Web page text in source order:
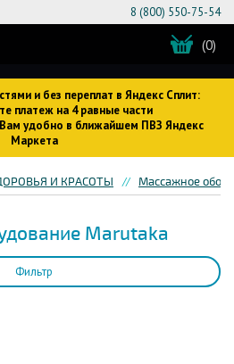
и без переплат в Яндекс Сплит:
платеж на 4 равные части
Вам удобно в ближайшем ПВЗ Яндекс
Маркета
8 (800) 550-75-54
(0)
И КРАСОТЫ Массажное
Marutaka
Фильтр